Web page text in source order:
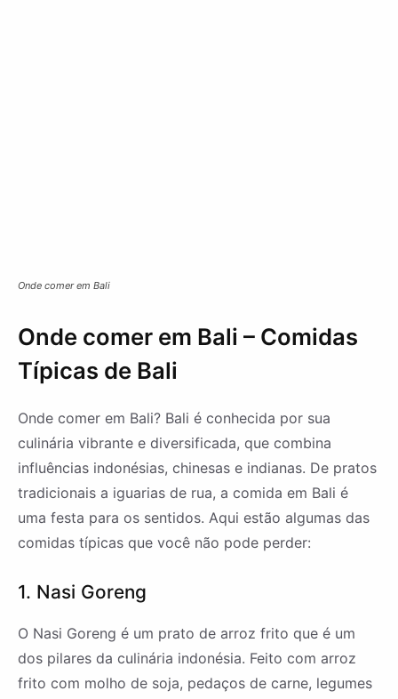
Onde comer em Bali
Onde comer em Bali – Comidas
Típicas de Bali
Onde comer em Bali? Bali é conhecida por sua
culinária vibrante e diversificada, que combina
influências indonésias, chinesas e indianas. De pratos
tradicionais a iguarias de rua, a comida em Bali é
uma festa para os sentidos. Aqui estão algumas das
comidas típicas que você não pode perder:
1. Nasi Goreng
O Nasi Goreng é um prato de arroz frito que é um
dos pilares da culinária indonésia. Feito com arroz
frito com molho de soja, pedaços de carne, legumes